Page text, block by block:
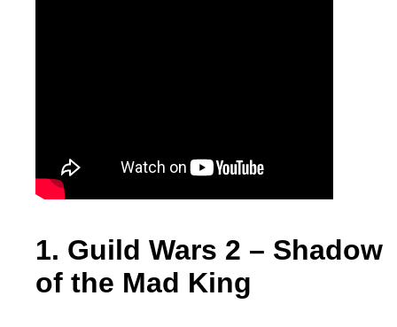
1. Guild Wars 2 – Shadow
of the Mad King